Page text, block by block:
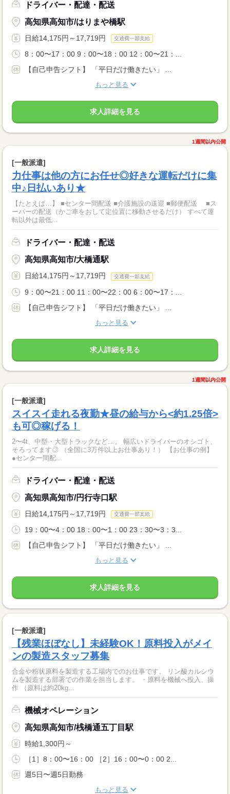
ドライバー・配達・配送
高知県高知市/はりまや橋駅
日給14,175円～17,719円 交通費一部支給
8：00〜17：00 9：00〜18：00 12：00〜21：...
【自己申告シフト】 「平日だけ働きたい」 ...
もっと見る
求人詳細を見る
1週間以内公開
[一般派遣]
力仕事は他の方にお任せ◎好きな運転だけに集
中♪日払いあり★
【たとえば…】 ■センター間配送 ■介護施設の送迎 ■郵便配送 ■ス
ーパーの配送（かご車をおして定位置に移動させるだけ） すべて運
転以外は最低...
ドライバー・配達・配送
高知県高知市/大橋通駅
日給14,175円～17,719円 交通費一部支給
9：00〜21：00 11：00〜22：00 6：00〜17：...
【自己申告シフト】 「平日だけ働きたい」 ...
もっと見る
求人詳細を見る
1週間以内公開
[一般派遣]
スイスイ走れる夜勤★昼の給与から<約1.25倍>
も可◎稼げる！
2〜4t、中型・大型トラックなど…。 幅広いドライバーのオシゴト、
そろってます◎ （全国に3万件以上お仕事あり！） 【お仕事の例】
●センター間配...
ドライバー・配達・配送
高知県高知市/円行寺口駅
日給14,175円～17,719円 交通費一部支給
19：00〜4：00 18：00〜1：00 23：30〜3：3...
【自己申告シフト】 「平日だけ働きたい」 ...
もっと見る
求人詳細を見る
[一般派遣]
【残業ほぼなし】未経験OK！原料投入がメイ
ンの製造スタッフ募集
合金や粉状原料を製造する工場内でのお仕事です。 リン酸カルシウ
ムを製造する部署での作業を担当します。 ・原料を機械へ投入、操
作 （原料は約20kg...
機械オペレーション
高知県高知市/桟橋通五丁目駅
時給1,300円～
［1］8：00〜16：00 ［2］16：00〜0：00 2...
週5日〜週5日勤務
もっと見る